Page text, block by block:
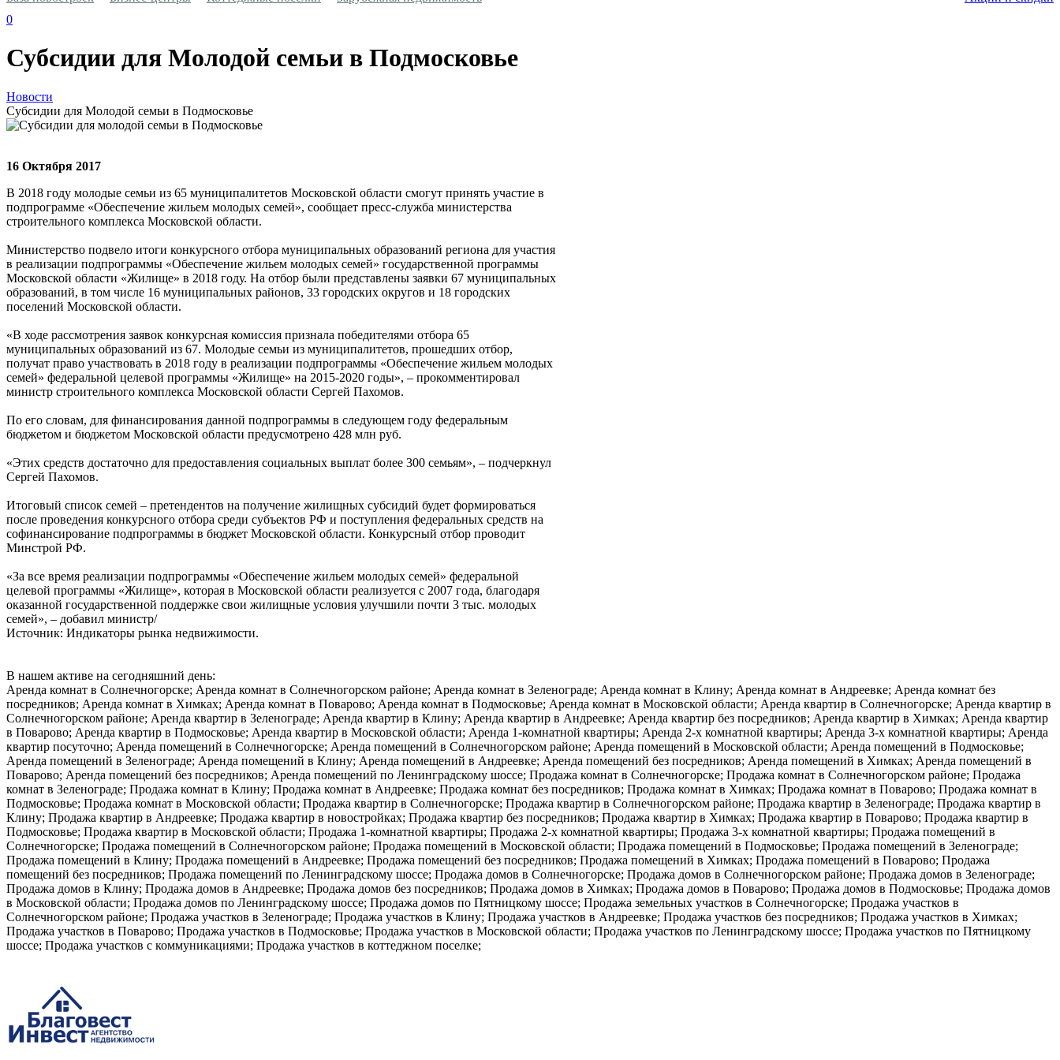
0
Субсидии для Молодой семьи в Подмосковье
Новости
Субсидии для Молодой семьи в Подмосковье
16 Октября 2017
В 2018 году молодые семьи из 65 муниципалитетов Московской области смогут принять участие в
подпрограмме «Обеспечение жильем молодых семей», сообщает пресс-служба министерства
строительного комплекса Московской области.
Министерство подвело итоги конкурсного отбора муниципальных образований региона для участия
в реализации подпрограммы «Обеспечение жильем молодых семей» государственной программы
Московской области «Жилище» в 2018 году. На отбор были представлены заявки 67 муниципальных
образований, в том числе 16 муниципальных районов, 33 городских округов и 18 городских
поселений Московской области.
«В ходе рассмотрения заявок конкурсная комиссия признала победителями отбора 65
муниципальных образований из 67. Молодые семьи из муниципалитетов, прошедших отбор,
получат право участвовать в 2018 году в реализации подпрограммы «Обеспечение жильем молодых
семей» федеральной целевой программы «Жилище» на 2015-2020 годы», – прокомментировал
министр строительного комплекса Московской области Сергей Пахомов.
По его словам, для финансирования данной подпрограммы в следующем году федеральным
бюджетом и бюджетом Московской области предусмотрено 428 млн руб.
«Этих средств достаточно для предоставления социальных выплат более 300 семьям», – подчеркнул
Сергей Пахомов.
Итоговый список семей – претендентов на получение жилищных субсидий будет формироваться
после проведения конкурсного отбора среди субъектов РФ и поступления федеральных средств на
софинансирование подпрограммы в бюджет Московской области. Конкурсный отбор проводит
Минстрой РФ.
«За все время реализации подпрограммы «Обеспечение жильем молодых семей» федеральной
целевой программы «Жилище», которая в Московской области реализуется с 2007 года, благодаря
оказанной государственной поддержке свои жилищные условия улучшили почти 3 тыс. молодых
семей», – добавил министр/
Источник: Индикаторы рынка недвижимости.
В нашем активе на сегодняшний день:
Аренда комнат в Солнечногорске; Аренда комнат в Солнечногорском районе; Аренда комнат в Зеленограде; Аренда комнат в Клину; Аренда комнат в Андреевке; Аренда комнат без
посредников; Аренда комнат в Химках; Аренда комнат в Поварово; Аренда комнат в Подмосковье; Аренда комнат в Московской области; Аренда квартир в Солнечногорске; Аренда квартир в
Солнечногорском районе; Аренда квартир в Зеленограде; Аренда квартир в Клину; Аренда квартир в Андреевке; Аренда квартир без посредников; Аренда квартир в Химках; Аренда квартир
в Поварово; Аренда квартир в Подмосковье; Аренда квартир в Московской области; Аренда 1-комнатной квартиры; Аренда 2-х комнатной квартиры; Аренда 3-х комнатной квартиры; Аренда
квартир посуточно; Аренда помещений в Солнечногорске; Аренда помещений в Солнечногорском районе; Аренда помещений в Московской области; Аренда помещений в Подмосковье;
Аренда помещений в Зеленограде; Аренда помещений в Клину; Аренда помещений в Андреевке; Аренда помещений без посредников; Аренда помещений в Химках; Аренда помещений в
Поварово; Аренда помещений без посредников; Аренда помещений по Ленинградскому шоссе; Продажа комнат в Солнечногорске; Продажа комнат в Солнечногорском районе; Продажа
комнат в Зеленограде; Продажа комнат в Клину; Продажа комнат в Андреевке; Продажа комнат без посредников; Продажа комнат в Химках; Продажа комнат в Поварово; Продажа комнат в
Подмосковье; Продажа комнат в Московской области; Продажа квартир в Солнечногорске; Продажа квартир в Солнечногорском районе; Продажа квартир в Зеленограде; Продажа квартир в
Клину; Продажа квартир в Андреевке; Продажа квартир в новостройках; Продажа квартир без посредников; Продажа квартир в Химках; Продажа квартир в Поварово; Продажа квартир в
Подмосковье; Продажа квартир в Московской области; Продажа 1-комнатной квартиры; Продажа 2-х комнатной квартиры; Продажа 3-х комнатной квартиры; Продажа помещений в
Солнечногорске; Продажа помещений в Солнечногорском районе; Продажа помещений в Московской области; Продажа помещений в Подмосковье; Продажа помещений в Зеленограде;
Продажа помещений в Клину; Продажа помещений в Андреевке; Продажа помещений без посредников; Продажа помещений в Химках; Продажа помещений в Поварово; Продажа
помещений без посредников; Продажа помещений по Ленинградскому шоссе; Продажа домов в Солнечногорске; Продажа домов в Солнечногорском районе; Продажа домов в Зеленограде;
Продажа домов в Клину; Продажа домов в Андреевке; Продажа домов без посредников; Продажа домов в Химках; Продажа домов в Поварово; Продажа домов в Подмосковье; Продажа домов
в Московской области; Продажа домов по Ленинградскому шоссе; Продажа домов по Пятницкому шоссе; Продажа земельных участков в Солнечногорске; Продажа участков в
Солнечногорском районе; Продажа участков в Зеленограде; Продажа участков в Клину; Продажа участков в Андреевке; Продажа участков без посредников; Продажа участков в Химках;
Продажа участков в Поварово; Продажа участков в Подмосковье; Продажа участков в Московской области; Продажа участков по Ленинградскому шоссе; Продажа участков по Пятницкому
шоссе; Продажа участков с коммуникациями; Продажа участков в коттеджном поселке;